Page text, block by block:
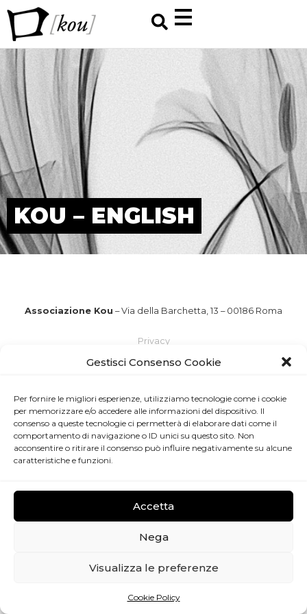
Gestisci Consenso Cookie
Per fornire le migliori esperienze, utilizziamo tecnologie come i cookie
per memorizzare e/o accedere alle informazioni del dispositivo. Il
consenso a queste tecnologie ci permetterà di elaborare dati come il
comportamento di navigazione o ID unici su questo sito. Non
acconsentire o ritirare il consenso può influire negativamente su alcune
caratteristiche e funzioni.
Accetta
Nega
Visualizza le preferenze
Cookie Policy
KOU – ENGLISH
Associazione Kou ​ – Via della Barchetta, 13 – 00186 Roma
Privacy
Gestisci consenso